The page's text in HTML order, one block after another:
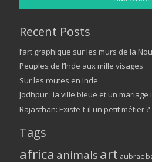
Recent Posts
l’art graphique sur les murs de la
Peuples de l’Inde aux mille visages
Sur les routes en Inde
Jodhpur : la ville bleue et un mariage
Rajasthan: Existe-t-il un petit métier ?
Tags
africa animalsart aubrac